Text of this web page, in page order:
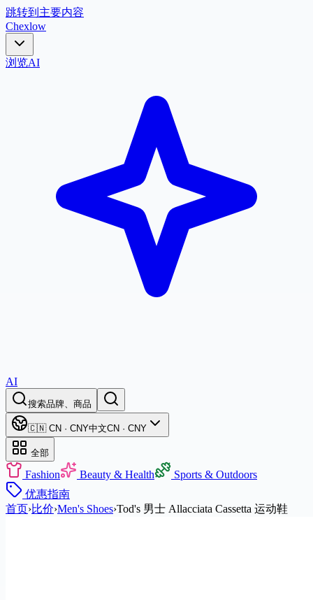
跳转到主要内容
Chexlow
浏览AI
AI
搜索品牌、商品
🇨🇳 CN · CNY中文CN · CNY
全部
Fashion Beauty & Health
Sports & Outdoors
优惠指南
首页›比价›Men's Shoes›Tod's 男士 Allacciata Cassetta 运动鞋